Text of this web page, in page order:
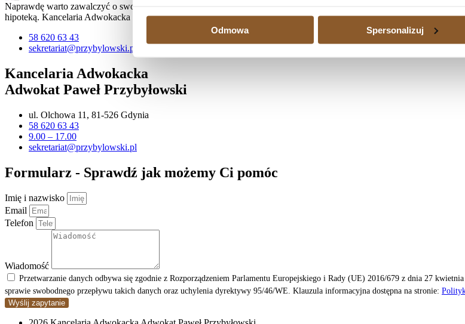
Odmowa Spersonalizuj
Naprawdę warto zawalczyć o swoje prawa, zwłaszcza, jeśli spłata kredytu waloryzowanego do waluty jest dużym
hipoteką. Kancelaria Adwokacka działa na terenie Trójmiasta, ale zajmujemy się również sprawami kredytów
58 620 63 43
sekretariat@przybylowski.pl
Kancelaria Adwokacka
Adwokat Paweł Przybyłowski
ul. Olchowa 11, 81-526 Gdynia
58 620 63 43
9.00 – 17.00
sekretariat@przybylowski.pl
Formularz - Sprawdź jak możemy Ci pomóc
Imię i nazwisko
Email
Telefon
Wiadomość
Przetwarzanie danych odbywa się zgodnie z Rozporządzeniem Parlamentu Europejskiego i Rady (UE) 2016/679 z dnia 27
sprawie swobodnego przepływu takich danych oraz uchylenia dyrektywy 95/46/WE. Klauzula informacyjna dostępna na stronie:
Wyślij zapytanie